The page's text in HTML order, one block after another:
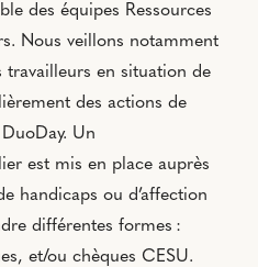
des équipes Ressources
Nous veillons notamment
travailleurs en situation de
des actions de
Un
est mis en place auprès
handicaps ou d’affection
différentes formes :
et/ou chèques CESU.